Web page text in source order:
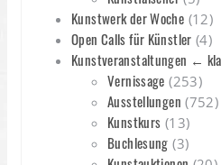
Kunstwerk der Woche (12)
Open Calls für Künstler (4)
Kunstveranstaltungen ←
Vernissage (253)
Ausstellungen (752)
Kunstkurs (13)
Buchlesung (3)